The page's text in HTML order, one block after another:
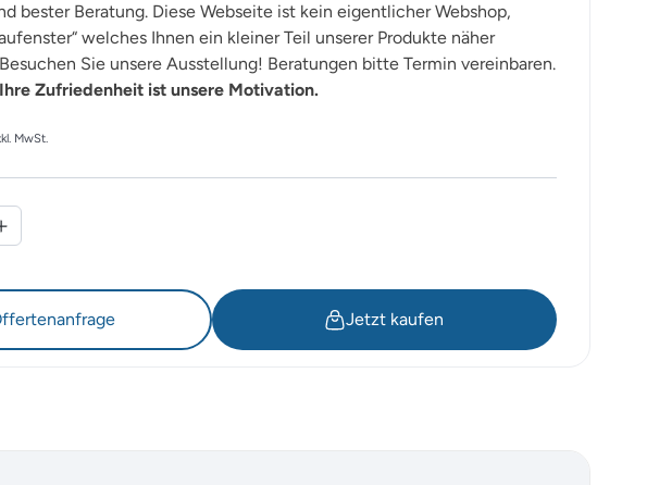
bester Beratung. Diese Webseite ist kein eigentlicher Webshop,
welches Ihnen ein kleiner Teil unserer Produkte näher
Sie unsere Ausstellung! Beratungen bitte Termin vereinbaren.
Zufriedenheit ist unsere Motivation.
MwSt.
Jetzt kaufen